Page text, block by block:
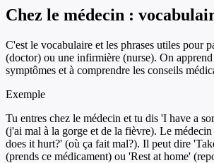
Chez le médecin :
C'est le vocabulaire et les phrases utiles pour
(doctor) ou une infirmière (nurse). On
symptômes et à comprendre les conseils
Exemple
Tu entres chez le médecin et tu dis 'I have a
(j'ai mal à la gorge et de la fièvre). Le
does it hurt?' (où ça fait mal?). Il peut dire
(prends ce médicament) ou 'Rest at home'